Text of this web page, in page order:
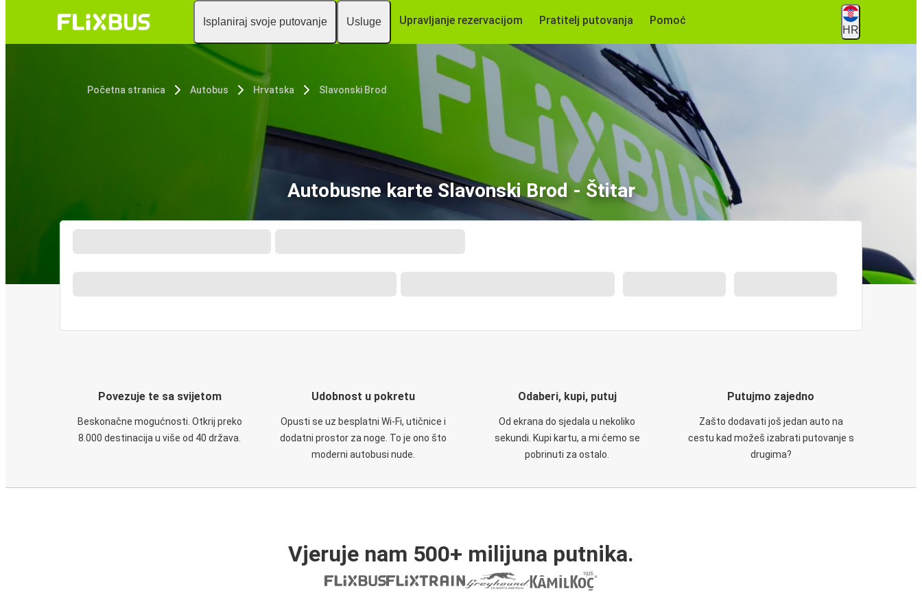
Isplaniraj svoje putovanje Usluge Upravljanje rezervacijom Pratitelj putovanja Pomoć
HR
Početna stranica Autobus Hrvatska Slavonski Brod
Autobusne karte Slavonski Brod - Štitar
Povezuje te sa svijetom
Beskonačne mogućnosti. Otkrij preko
8.000 destinacija u više od 40 država.
Udobnost u pokretu
Opusti se uz besplatni Wi-Fi, utičnice i
dodatni prostor za noge. To je ono što
moderni autobusi nude.
Odaberi, kupi, putuj
Od ekrana do sjedala u nekoliko
sekundi. Kupi kartu, a mi ćemo se
pobrinuti za ostalo.
Putujmo zajedno
Zašto dodavati još jedan auto na
cestu kad možeš izabrati putovanje s
drugima?
Vjeruje nam 500+ milijuna putnika.